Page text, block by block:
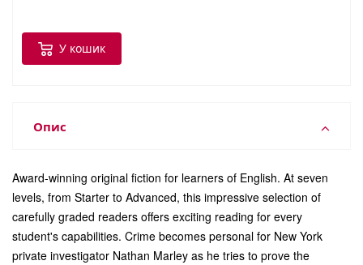
У кошик
Опис
Award-winning original fiction for learners of English. At seven
levels, from Starter to Advanced, this impressive selection of
carefully graded readers offers exciting reading for every
student's capabilities. Crime becomes personal for New York
private investigator Nathan Marley as he tries to prove the